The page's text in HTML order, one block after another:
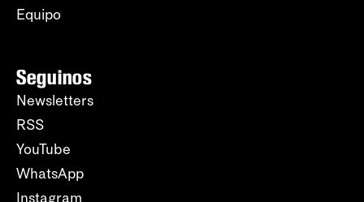
Equipo
Seguinos
Newsletters
RSS
YouTube
WhatsApp
Instagram